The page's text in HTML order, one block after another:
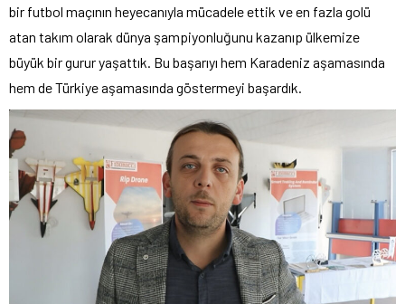
bir futbol maçının heyecanıyla mücadele ettik ve en fazla golü
atan takım olarak dünya şampiyonluğunu kazanıp ülkemize
büyük bir gurur yaşattık. Bu başarıyı hem Karadeniz aşamasında
hem de Türkiye aşamasında göstermeyi başardık.